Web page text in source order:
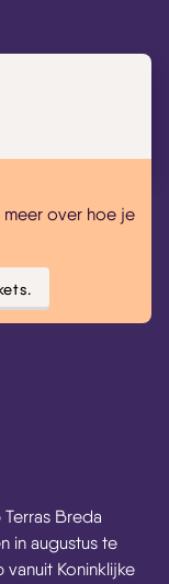
meer over hoe je
Breda
in augustus te
Koninklijke